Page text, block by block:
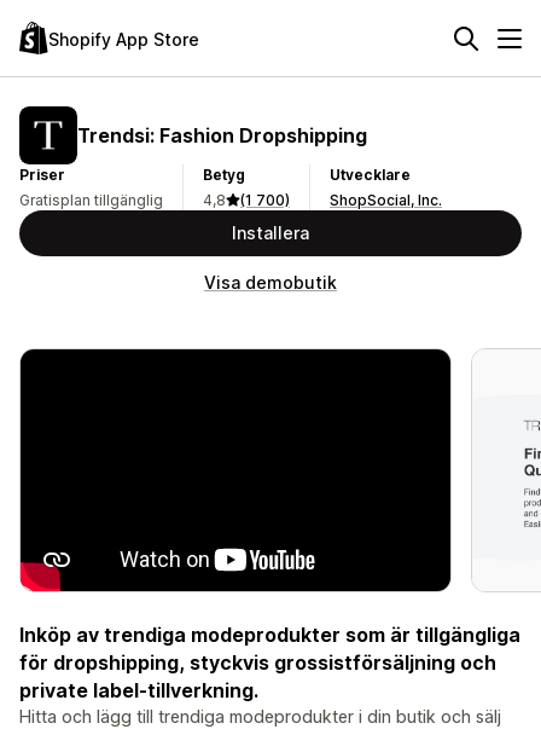
Shopify App Store
Trendsi: Fashion Dropshipping
Priser
Gratisplan tillgänglig
Betyg
4,8
(1 700)
Utvecklare
ShopSocial, Inc.
Installera
Visa demobutik
Inköp av trendiga modeprodukter som är tillgängliga
för dropshipping, styckvis grossistförsäljning och
private label-tillverkning.
Hitta och lägg till trendiga modeprodukter i din butik och sälj